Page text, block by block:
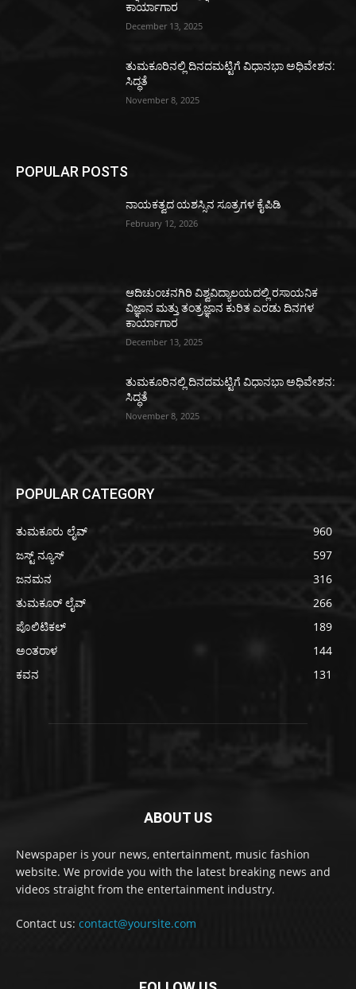
ಕಾರ್ಯಾಗಾರ
December 13, 2025
ತುಮಕೂರಿನಲ್ಲಿ ದಿನದಮಟ್ಟಿಗೆ ವಿಧಾನಭಾ ಅಧಿವೇಶನ:
ಸಿದ್ಧತೆ
November 8, 2025
POPULAR POSTS
ನಾಯಕತ್ವದ ಯಶಸ್ಸಿನ ಸೂತ್ರಗಳ ಕೈಪಿಡಿ
February 12, 2026
ಆದಿಚುಂಚನಗಿರಿ ವಿಶ್ವವಿದ್ಯಾಲಯದಲ್ಲಿ ರಸಾಯನಿಕ
ವಿಜ್ಞಾನ ಮತ್ತು ತಂತ್ರಜ್ಞಾನ ಕುರಿತ ಎರಡು ದಿನಗಳ
ಕಾರ್ಯಾಗಾರ
December 13, 2025
ತುಮಕೂರಿನಲ್ಲಿ ದಿನದಮಟ್ಟಿಗೆ ವಿಧಾನಭಾ ಅಧಿವೇಶನ:
ಸಿದ್ಧತೆ
November 8, 2025
POPULAR CATEGORY
ತುಮಕೂರು ಲೈವ್
960
ಜಸ್ಟ್ ನ್ಯೂಸ್
597
ಜನಮನ
316
ತುಮಕೂರ್ ಲೈವ್
266
ಪೊಲಿಟಿಕಲ್
189
ಅಂತರಾಳ
144
ಕವನ
131
ABOUT US
Newspaper is your news, entertainment, music fashion
website. We provide you with the latest breaking news and
videos straight from the entertainment industry.
Contact us: contact@yoursite.com